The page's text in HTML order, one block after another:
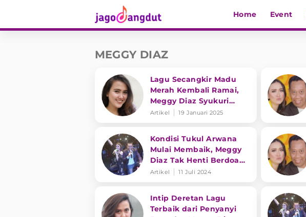
Home Event
MEGGY DIAZ
Lagu Secangkir Madu
Merah Kembali Ramai,
Meggy Diaz Syukuri
Masih Eksis di Dunia
Artikel 19 Januari 2025
Kondisi Tukul Arwana
Mulai Membaik, Meggy
Diaz Tak Henti Berdoa
Setiap Hari
Artikel 11 Juli 2024
Intip Deretan Lagu
Terbaik dari Penyanyi